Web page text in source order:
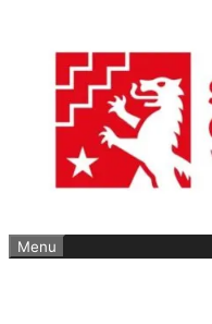
contenu
Menu